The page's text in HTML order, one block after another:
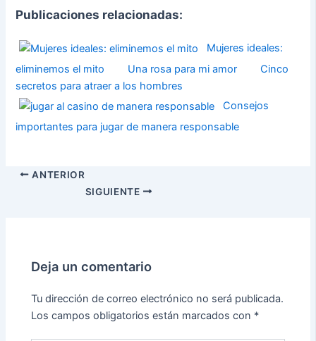
Publicaciones relacionadas:
Mujeres ideales:
eliminemos el mito
Una rosa para mi amor
Cinco
secretos para atraer a los hombres
Consejos
importantes para jugar de manera responsable
ANTERIOR
SIGUIENTE
Deja un comentario
Tu dirección de correo electrónico no será publicada.
Los campos obligatorios están marcados con *